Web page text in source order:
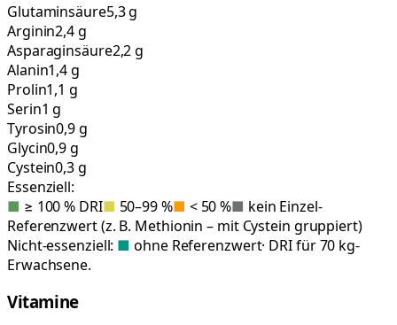
Glutaminsäure5,3 g
Arginin2,4 g
Asparaginsäure2,2 g
Alanin1,4 g
Prolin1,1 g
Serin1 g
Tyrosin0,9 g
Glycin0,9 g
Cystein0,3 g
Essenziell:
■ ≥ 100 % DRI■ 50–99 %■ < 50 %■ kein Einzel-
Referenzwert (z. B. Methionin – mit Cystein gruppiert)
Nicht-essenziell: ■ ohne Referenzwert· DRI für 70 kg-
Erwachsene.
Vitamine